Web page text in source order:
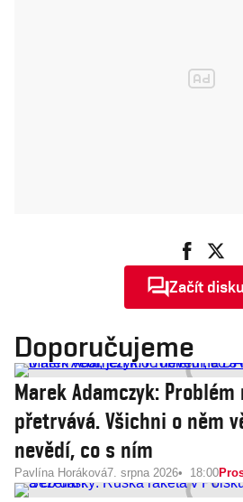
Začít
Doporučujeme
Marek Adamczyk: Problém
přetrvává. Všichni o něm
nevědí, co s ním
Pavlína Horáková7. srpna 2026 18:00